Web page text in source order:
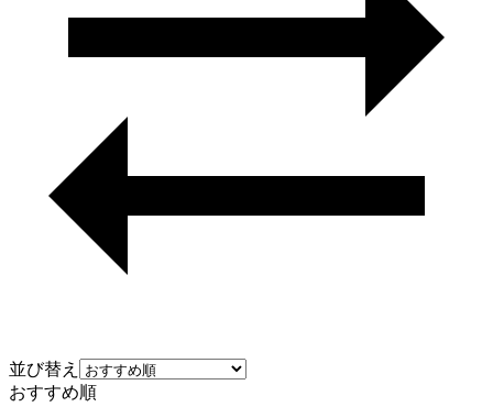
並び替え
おすすめ順